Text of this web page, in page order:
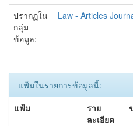
ปรากฏใน
กลุ่ม
ข้อมูล:
Law - Articles
แฟ้มในรายการข้อมูลนี้:
แฟ้ม
ราย
ละเอียด